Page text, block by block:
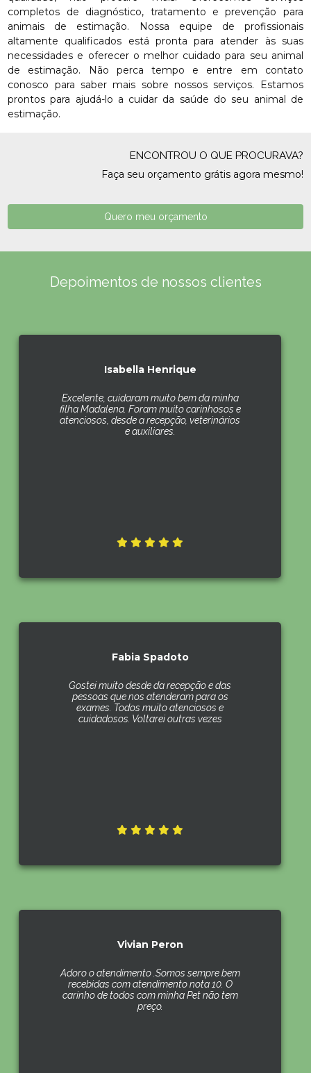
completos de diagnóstico, tratamento e prevenção para
animais de estimação. Nossa equipe de profissionais
altamente qualificados está pronta para atender às suas
necessidades e oferecer o melhor cuidado para seu animal
de estimação. Não perca tempo e entre em contato
conosco para saber mais sobre nossos serviços. Estamos
prontos para ajudá-lo a cuidar da saúde do seu animal de
estimação.
ENCONTROU O QUE PROCURAVA?
Faça seu orçamento grátis agora mesmo!
Quero meu orçamento
Depoimentos de nossos clientes
Isabella Henrique
Excelente, cuidaram muito bem da minha
filha Madalena. Foram muito carinhosos e
atenciosos, desde a recepção, veterinários
e auxiliares.
Fabia Spadoto
Gostei muito desde da recepção e das
pessoas que nos atenderam para os
exames. Todos muito atenciosos e
cuidadosos. Voltarei outras vezes
Vivian Peron
Adoro o atendimento .Somos sempre bem
recebidas com atendimento nota 10. O
carinho de todos com minha Pet não tem
preço.